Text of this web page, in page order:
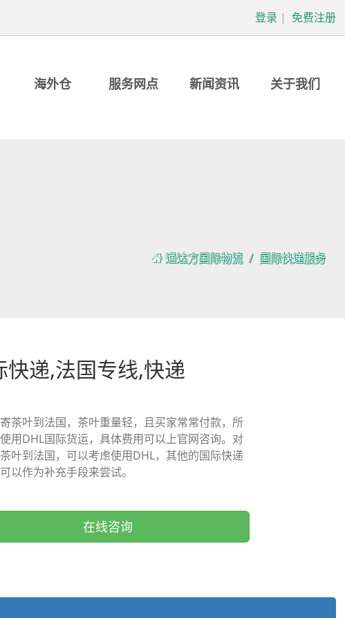
登录 | 免费注册
海外仓 服务网点 新闻资讯 关于我们
通达方国际物流 国际快递服务
快递,法国专线,快递
茶叶到法国，茶叶重量轻，且买家常常付款，所
用DHL国际货运，具体费用可以上官网咨询。对
叶到法国，可以考虑使用DHL，其他的国际快递
以作为补充手段来尝试。
在线咨询